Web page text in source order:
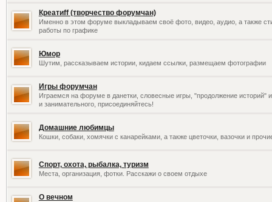
Креатиff (творчество форумчан)
Именно в этом форуме выкладываем своё фото, видео, аудио, а также
работы по графике
Юмор
Шутим, рассказываем истории, кидаем ссылки, размещаем фотографии
Игры форумчан
Играемся на форуме в данетки, словесные игры, "продолжение историй"
и занимательного, присоединяйтесь!
Домашние любимцы
Кошки, собаки, хомячки с канарейками, а также цветочки, вазочки и
Спорт, охота, рыбалка, туризм
Места, организация, фотки. Расскажи о своем отдыхе
О вечном